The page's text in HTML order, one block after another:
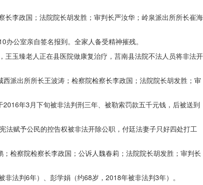
李政国；法院院长胡发胜；审判长严汝华；岭泉派出所所长崔海
公室亲自签名报到。全家人备受精神摧残。
玉臻老人正在县医院做康复治疗，莒南县法院不法人员将非法开
派出所所长王波涛；检察院检察长李政国；法院院长胡发胜；审
年3月下旬被非法判刑三年、被勒索罚款五千元钱，后被送到
赋予公民的控告权被非法开除公职，付廷法妻子只好四处打工
检察院检察长李政国；公诉人魏春莉；法院院长胡发胜；审判长
法判6年）、彭学娟（约68岁，2018年被非法判3年）。